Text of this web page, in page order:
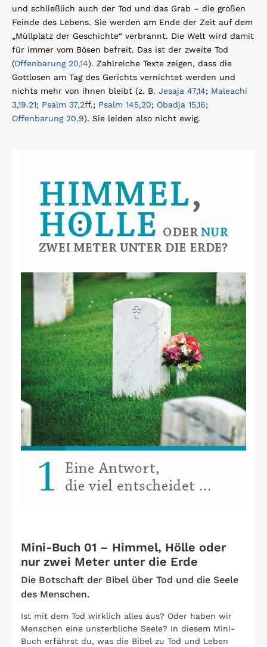
und schließlich auch der Tod und das Grab – die großen
Feinde des Lebens. Sie werden am Ende der Zeit auf dem
„Müllplatz der Geschichte“ verbrannt. Die Welt wird damit
für immer vom Bösen befreit. Das ist der zweite Tod
(Offenbarung 20,14). Zahlreiche Texte zeigen, dass die
Gottlosen am Tag des Gerichts vernichtet werden und
nichts mehr von ihnen bleibt (z. B. Jesaja 47,14; Maleachi
3,19.21; Psalm 37,2ff.; Psalm 145,20; Obadja 15,16;
Offenbarung 20,9). Sie leiden also nicht ewig.
Mini-Buch 01 – Himmel, Hölle oder
nur zwei Meter unter die Erde
Die Botschaft der Bibel über Tod und die Seele
des Menschen.
Ist mit dem Tod wirklich alles aus? Oder haben wir
Menschen eine unsterbliche Seele? In diesem Mini-
Buch erfährst du, was die Bibel zu Tod und Leben